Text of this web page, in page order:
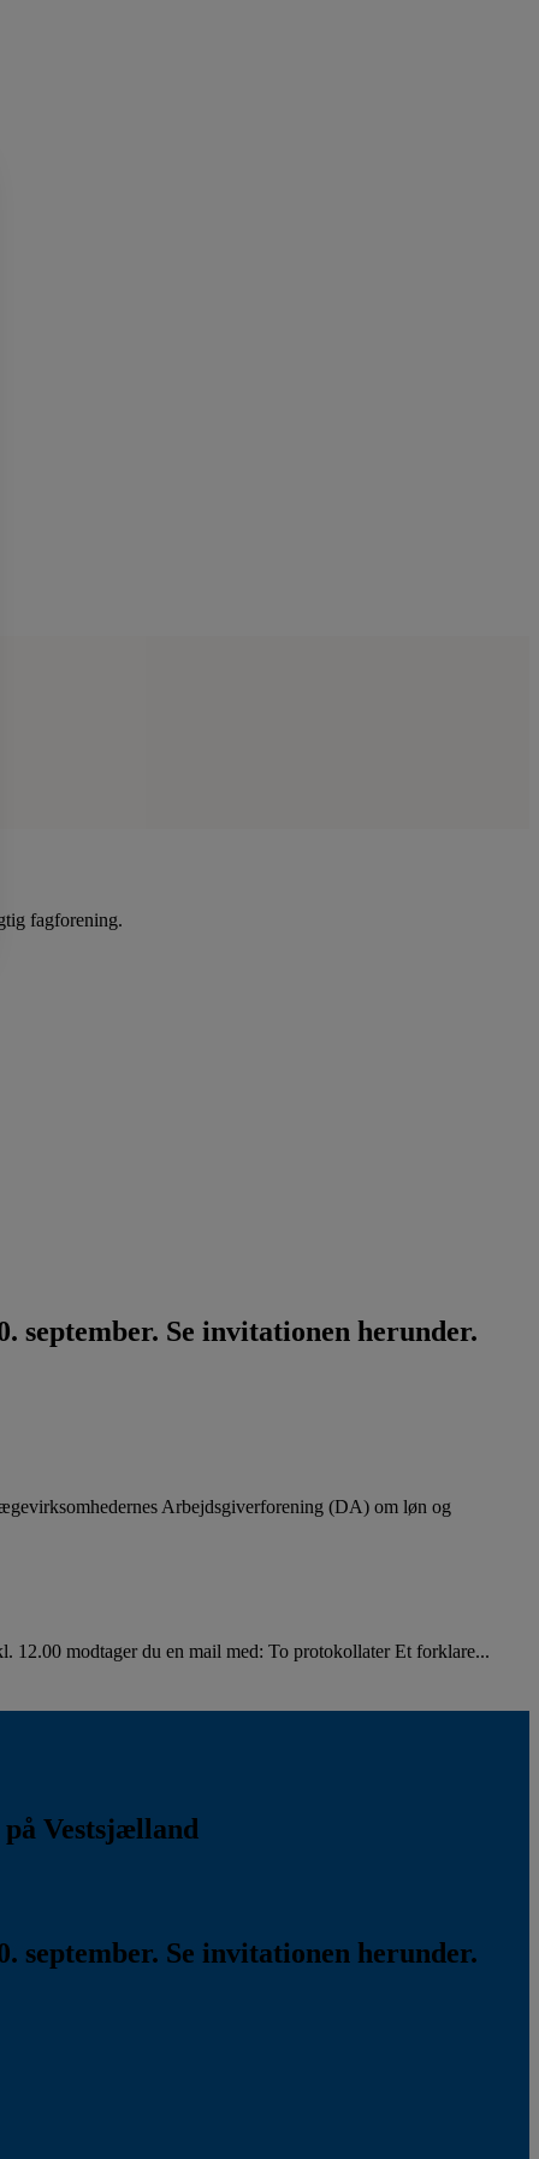
fagforening.
september. Se invitationen herunder.
Arbejdsgiverforening (DA) om løn og
12.00 modtager du en mail med: To protokollater Et forklare...
Vestsjælland
september. Se invitationen herunder.